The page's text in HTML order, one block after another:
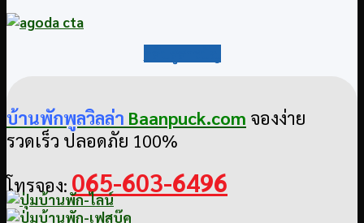
บ้านพักพูลวิลล่า Baanpuck.com จองง่าย
รวดเร็ว ปลอดภัย 100%
โทรจอง: 065-603-6496